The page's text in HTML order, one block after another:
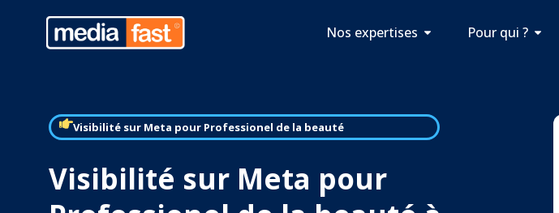
Nos expertises Pour qui ?
Visibilité sur Meta pour Professionel de la beauté
Visibilité sur Meta pour